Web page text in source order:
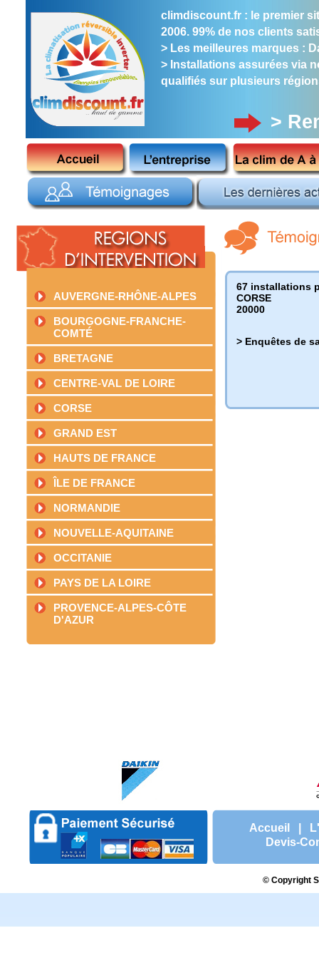
climdiscount.fr : le premier
2006. 99% de nos clients
> Les meilleures marques :
> Installations assurées via
qualifiés sur plusieurs
>
AUVERGNE-RHÔNE-ALPES
BOURGOGNE-FRANCHE-
COMTÉ
BRETAGNE
CENTRE-VAL DE LOIRE
CORSE
GRAND EST
HAUTS DE FRANCE
ÎLE DE FRANCE
NORMANDIE
NOUVELLE-AQUITAINE
OCCITANIE
PAYS DE LA LOIRE
PROVENCE-ALPES-CÔTE
D'AZUR
67 installations
CORSE
20000
> Enquêtes de
Accueil
Devis-
© Copyright